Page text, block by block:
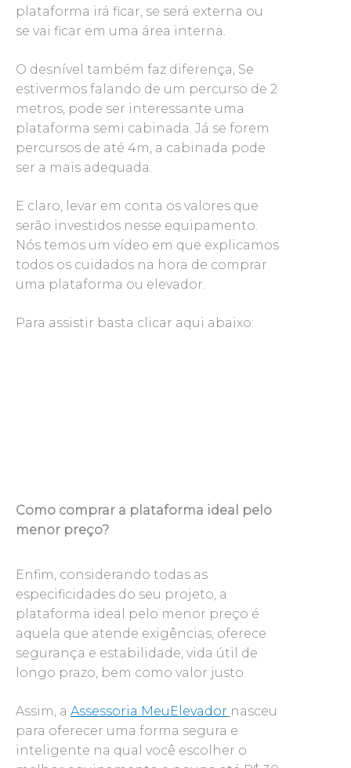
plataforma irá ficar, se será externa ou
se vai ficar em uma área interna.
O desnível também faz diferença, Se
estivermos falando de um percurso de 2
metros, pode ser interessante uma
plataforma semi cabinada. Já se forem
percursos de até 4m, a cabinada pode
ser a mais adequada.
E claro, levar em conta os valores que
serão investidos nesse equipamento.
Nós temos um vídeo em que explicamos
todos os cuidados na hora de comprar
uma plataforma ou elevador.
Para assistir basta clicar aqui abaixo:
Como comprar a plataforma ideal pelo
menor preço?
Enfim, considerando todas as
especificidades do seu projeto, a
plataforma ideal pelo menor preço é
aquela que atende exigências, oferece
segurança e estabilidade, vida útil de
longo prazo, bem como valor justo.
Assim, a Assessoria MeuElevador nasceu
para oferecer uma forma segura e
inteligente na qual você escolher o